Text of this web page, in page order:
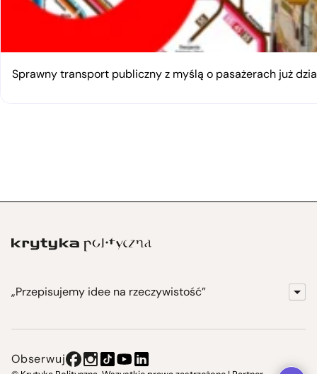
Sprawny transport publiczny z myślą o pasażerach już
„Przepisujemy idee na rzeczywistość”
Obserwuj